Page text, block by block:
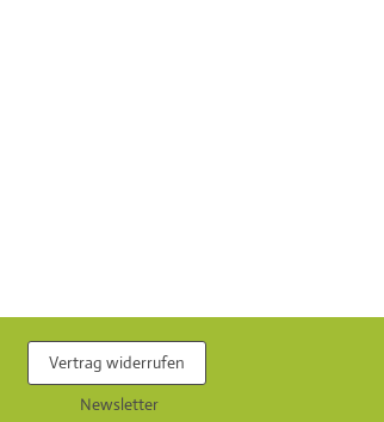
Vertrag widerrufen
Newsletter